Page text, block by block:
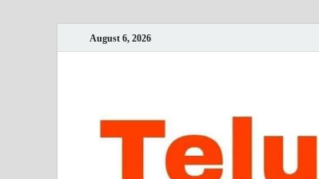
August 6, 2026